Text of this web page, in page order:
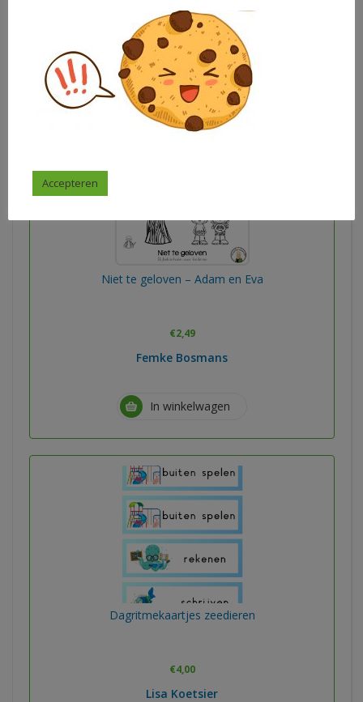
Femke Bosmans
In winkelwagen
Niet te geloven – Adam en Eva
€2,49
Femke Bosmans
In winkelwagen
Dagritmekaartjes zeedieren
€4,00
Lisa Koetsier
Accepteren